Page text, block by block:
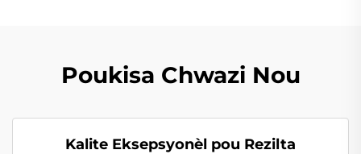
Poukisa Chwazi Nou
Kalite Eksepsyonèl pou Rezilta